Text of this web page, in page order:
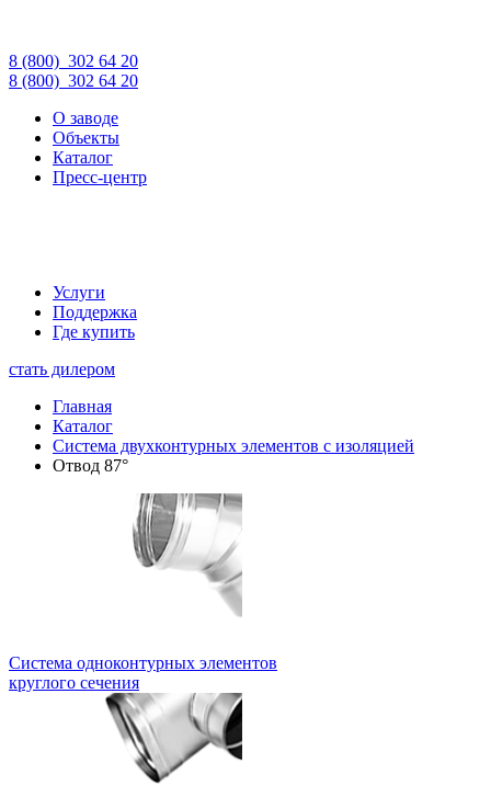
8 (800) 302 64 20
8 (800) 302 64 20
О заводе
Объекты
Каталог
Пресс-центр
Услуги
Поддержка
Где купить
стать дилером
Главная
Каталог
Система двухконтурных элементов с изоляцией
Отвод 87°
Система одноконтурных элементов
круглого сечения